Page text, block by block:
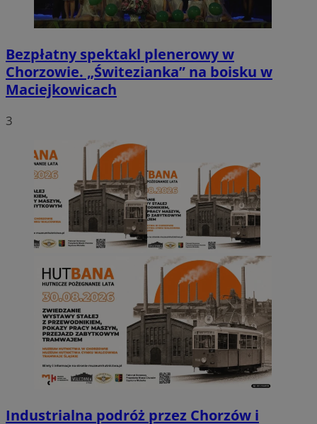
Bezpłatny spektakl plenerowy w
Chorzowie. „Świtezianka” na boisku w
Maciejkowicach
3
Industrialna podróż przez Chorzów i